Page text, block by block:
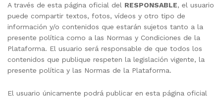
A través de esta página oficial del RESPONSABLE, el usuario
puede compartir textos, fotos, vídeos y otro tipo de
información y/o contenidos que estarán sujetos tanto a la
presente política como a las Normas y Condiciones de la
Plataforma. El usuario será responsable de que todos los
contenidos que publique respeten la legislación vigente, la
presente política y las Normas de la Plataforma.
El usuario únicamente podrá publicar en esta página oficial